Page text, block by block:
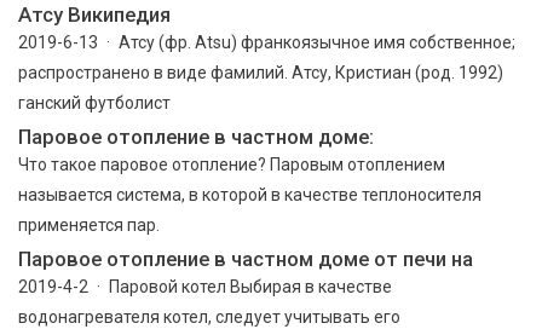
Атсу Википедия
2019-6-13 · Атсу (фр. Atsu) франкоязычное имя собственное;
распространено в виде фамилий. Атсу, Кристиан (род. 1992)
ганский футболист
Паровое отопление в частном доме:
Что такое паровое отопление? Паровым отоплением
называется система, в которой в качестве теплоносителя
применяется пар.
Паровое отопление в частном доме от печи на
2019-4-2 · Паровой котел Выбирая в качестве
водонагревателя котел, следует учитывать его